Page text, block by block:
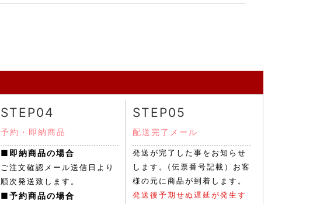
STEP04
予約・即納商品
■即納商品の場合
ご注文確認メール送信日より
順次発送致します。
■予約商品の場合
STEP05
配送完了メール
発送が完了した事をお知らせ
します。(伝票番号記載）お客
様の元に商品が到着します。
発送後予期せぬ遅延が発生す